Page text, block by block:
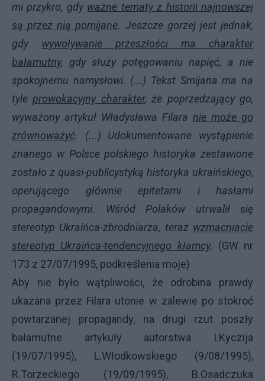
mi przykro, gdy ważne tematy z historii najnowszej
są przez nią pomijane. Jeszcze gorzej jest jednak,
gdy wywoływanie przeszłości ma charakter
bałamutny, gdy służy potęgowaniu napięć, a nie
spokojnemu namysłowi. (...) Tekst Smijana ma na
tyleprowokacyjny charakter, że poprzedzający go,
wyważony artykuł Władysława Filara nie może go
zrównoważyć. (...) Udokumentowane wystąpienie
znanego w Polsce polskiego historyka zestawione
zostało z quasi-publicystyką historyka ukraińskiego,
operującego głównie epitetami i hasłami
propagandowymi. Wśród Polaków utrwalił się
stereotyp Ukraińca-zbrodniarza, teraz wzmacniacie
stereotyp Ukraińca-tendencyjnego kłamcy.
(GW nr
173 z 27/07/1995, podkreślenia moje)
Aby nie było wątpliwości, że odrobina prawdy
ukazana przez Filara utonie w zalewie po stokroć
powtarzanej propagandy, na drugi rzut poszły
bałamutne artykuły autorstwa I.Kyczija
(19/07/1995), L.Włodkowskiego (9/08/1995),
R.Torzeckiego (19/09/1995), B.Osadczuka